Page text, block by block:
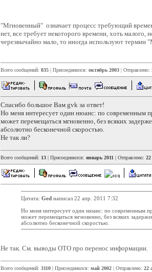
"Мгновенный" означает процесс требующий
нет, все требует некоторого времени, хоть
черезвычайно мало, то иногда используют термин
Всего сообщений: 835 | Присоединился: октябрь 2003 | Отправлено:
Спасибо большое Вам gvk за ответ!
Но меня интересует один нюанс: по современным
может перемещаться мгновенно, без всяких
абсолютно бесконечной скоростью.
Не так ли?
Всего сообщений: 13 | Присоединился: январь 2011 | Отправлено: 22
Цитата: Ged написал 22 апр. 2011 7:32
Но меня интересует один нюанс: по современным
может перемещаться мгновенно, без всяких
абсолютно бесконечной скоростью.
Не так. См. выводы ОТО про перенос информации.
Всего сообщений: 3110 | Присоединился: май 2002 | Отправлено: 22